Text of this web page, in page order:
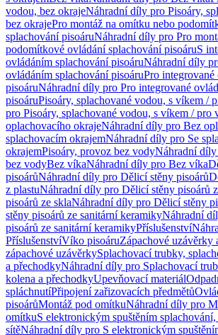
vodou, bez okrajeNáhradní díly pro Pisoáry,
bez okrajePro montáž na omítku nebo
splachování pisoáruNáhradní díly pro Pro
podomítkové ovládání splachování pisoáruS
ovládáním splachování pisoáruNáhradní díly
ovládáním splachování pisoáruPro
pisoáruNáhradní díly pro Pro integrované
pisoáruPisoáry, splachované vodou, s víkem /
pro Pisoáry, splachované vodou, s víkem / pro
oplachovacího okrajeNáhradní díly pro Bez
splachovacím okrajemNáhradní díly pro Se
okrajemPisoáry, provoz bez vodyNáhradní
bez vodyBez víkaNáhradní díly pro Bez víka
pisoárůNáhradní díly pro Dělicí stěny pisoárů
z plastuNáhradní díly pro Dělicí stěny pisoárů
pisoárů ze sklaNáhradní díly pro Dělicí stěny
stěny pisoárů ze sanitární keramikyNáhradní
pisoárů ze sanitární keramikyPříslušenství
PříslušenstvíVíko pisoáruZápachové uzávěrky
zápachové uzávěrkySplachovací trubky,
a přechodkyNáhradní díly pro Splachovací
kolena a přechodkyUpevňovací materiál
spláchnutíPřipojení zařizovacích předmětů
pisoárůMontáž pod omítkuNáhradní díly pro
omítkuS elektronickým spuštěním
sítěNáhradní díly pro S elektronickým